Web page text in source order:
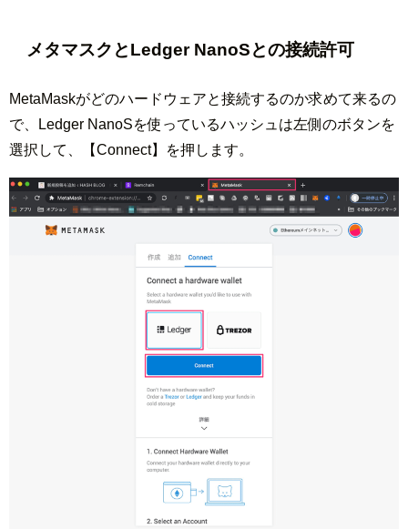
メタマスクとLedger NanoSとの接続許可
MetaMaskがどのハードウェアと接続するのか求めて来るの
で、Ledger NanoSを使っているハッシュは左側のボタンを
選択して、【Connect】を押します。